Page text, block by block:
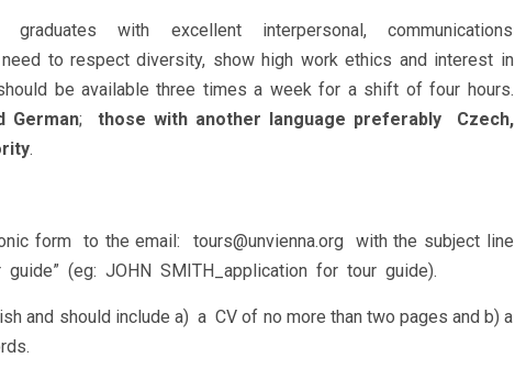
with excellent interpersonal, communications
to respect diversity, show high work ethics and interest in
be available three times a week for a shift of four hours.
German; those with another language preferably Czech,
.
form to the email: tours@unvienna.org with the subject line
guide” (eg: JOHN SMITH_application for tour guide).
and should include a) a CV of no more than two pages and b) a